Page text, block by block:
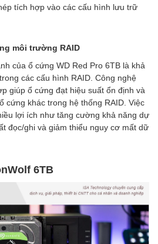
tích hợp vào các cấu hình lưu trữ
môi trường RAID
của ổ cứng WD Red Pro 6TB là khả
các cấu hình RAID. Công nghệ
giúp ổ cứng đạt hiệu suất ổn định và
cứng khác trong hệ thống RAID. Việc
lợi ích như tăng cường khả năng dự
đọc/ghi và giảm thiểu nguy cơ mất dữ
6TB